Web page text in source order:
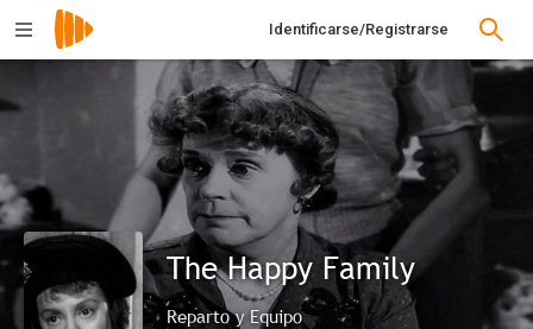
Identificarse/Registrarse
The Happy Family
Reparto y Equipo